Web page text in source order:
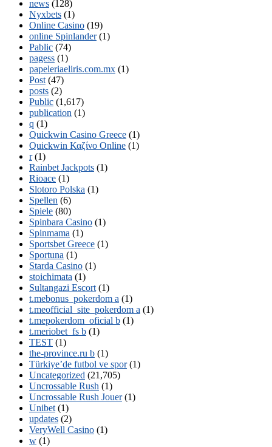
news (128)
Nyxbets (1)
Online Casino (19)
online Spinlander (1)
Pablic (74)
pagess (1)
papeleriaeliris.com.mx (1)
Post (47)
posts (2)
Public (1,617)
publication (1)
q (1)
Quickwin Casino Greece (1)
Quickwin Καζίνο Online (1)
r (1)
Rainbet Jackpots (1)
Rioace (1)
Slotoro Polska (1)
Spellen (6)
Spiele (80)
Spinbara Casino (1)
Spinmama (1)
Sportsbet Greece (1)
Sportuna (1)
Starda Casino (1)
stoichimata (1)
Sultangazi Escort (1)
t.mebonus_pokerdom a (1)
t.meofficial_site_pokerdom a (1)
t.mepokerdom_oficial b (1)
t.meriobet_fs b (1)
TEST (1)
the-province.ru b (1)
Türkiye’de futbol ve spor (1)
Uncategorized (21,705)
Uncrossable Rush (1)
Uncrossable Rush Jouer (1)
Unibet (1)
updates (2)
VeryWell Casino (1)
w (1)